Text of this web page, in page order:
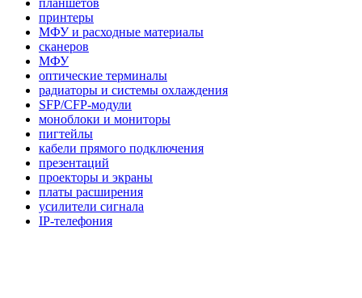
принтеры
МФУ и расходные материалы
сканеров
МФУ
оптические терминалы
радиаторы и системы охлаждения
SFP/CFP-модули
моноблоки и мониторы
пигтейлы
кабели прямого подключения
презентаций
проекторы и экраны
платы расширения
усилители сигнала
IP-телефония